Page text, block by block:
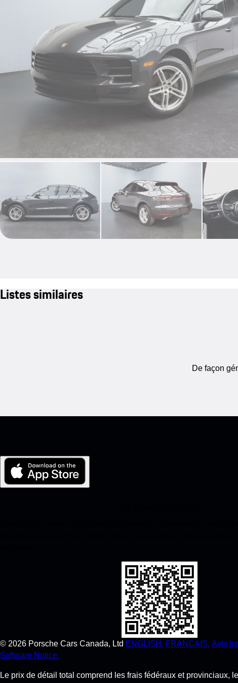
Listes similaires
De façon
© 2026 Porsche Cars Canada, Ltd ENGLISH. FRANCAIS. Avis
Software Notice.
Le prix de détail total comprend les frais fédéraux et